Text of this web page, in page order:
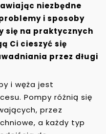
niezbędne
i sposoby
się na praktycznych
Ci cieszyć się
przez długi
i węża jest
Pompy różnią się
przez
a każdy typ